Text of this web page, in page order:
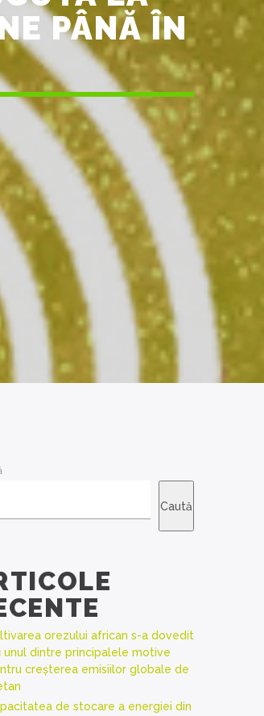
PÂNĂ ÎN
Caută
orezului african s-a dovedit
unul dintre principalele motive
creșterea emisiilor globale de
de stocare a energiei din